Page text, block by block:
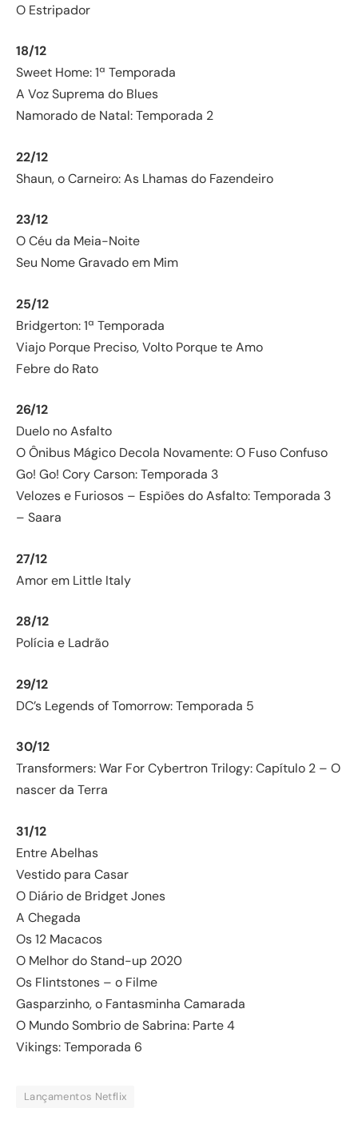
O Estripador
18/12
Sweet Home: 1ª Temporada
A Voz Suprema do Blues
Namorado de Natal: Temporada 2
22/12
Shaun, o Carneiro: As Lhamas do Fazendeiro
23/12
O Céu da Meia-Noite
Seu Nome Gravado em Mim
25/12
Bridgerton: 1ª Temporada
Viajo Porque Preciso, Volto Porque te Amo
Febre do Rato
26/12
Duelo no Asfalto
O Ônibus Mágico Decola Novamente: O Fuso Confuso
Go! Go! Cory Carson: Temporada 3
Velozes e Furiosos – Espiões do Asfalto: Temporada 3
– Saara
27/12
Amor em Little Italy
28/12
Polícia e Ladrão
29/12
DC’s Legends of Tomorrow: Temporada 5
30/12
Transformers: War For Cybertron Trilogy: Capítulo 2 – O
nascer da Terra
31/12
Entre Abelhas
Vestido para Casar
O Diário de Bridget Jones
A Chegada
Os 12 Macacos
O Melhor do Stand-up 2020
Os Flintstones – o Filme
Gasparzinho, o Fantasminha Camarada
O Mundo Sombrio de Sabrina: Parte 4
Vikings: Temporada 6
Lançamentos Netflix